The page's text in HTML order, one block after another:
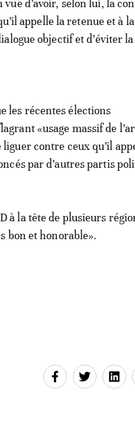
d’avoir, selon lui, la
appelle la retenue et à
objectif et d’éviter
les récentes élections
«usage massif de
contre ceux qu’il
par d’autres partis
à la tête de plusieurs
bon et honorable».